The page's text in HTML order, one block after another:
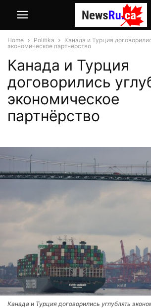
Home Politika
Канада и Турция
экономическое партнёрство
Канада и Турция
договорились
экономическое
партнёрство
Канада и Турция договорились углублять